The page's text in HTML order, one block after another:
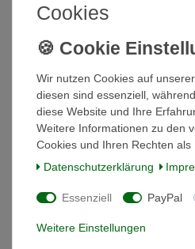
24,00 € *
In
* inkl. ges. MwSt.
Dose
24,00 € *
Cookies
Wir nutzen Cookies auf
diesen sind essenziell,
diese Website und Ihre
Weitere Informationen zu den
Cookies und Ihren Rechten
Daten­schutz­erklärung
Essenziell PayPal
Weitere Einstellungen